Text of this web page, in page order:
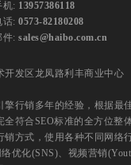
机: 13957386118
话: 0573-82180208
件: sales@haibo.com.cn
开发区龙凤路利丰商业中心
擎行销多年的经验，根据最
全符合SEO标准的全方位整
销方式，使用各种不同网络
优化(SNS)、视频营销